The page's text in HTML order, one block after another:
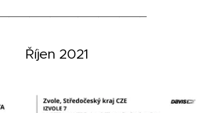
Říjen 2021